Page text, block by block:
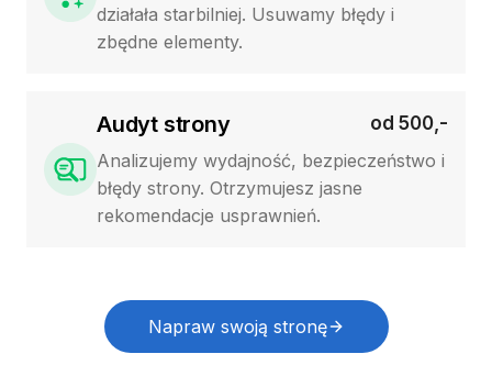
działała starbilniej. Usuwamy błędy i
zbędne elementy.
Audyt strony
od 500,-
Analizujemy wydajność, bezpieczeństwo i
błędy strony. Otrzymujesz jasne
rekomendacje usprawnień.
Napraw swoją stronę